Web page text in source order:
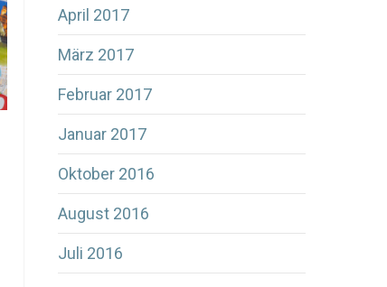
April 2017
März 2017
Februar 2017
Januar 2017
Oktober 2016
August 2016
Juli 2016